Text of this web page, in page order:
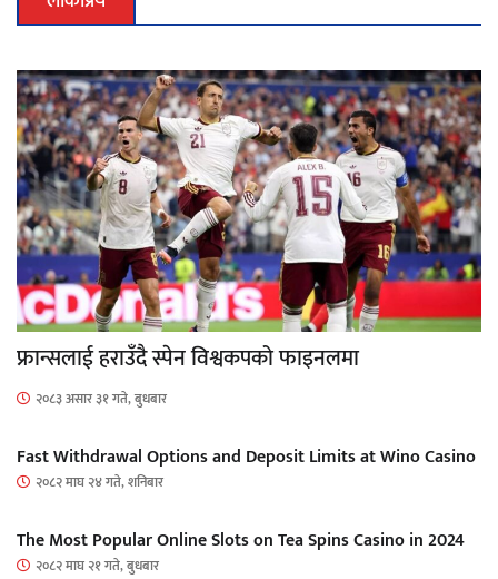
फ्रान्सलाई हराउँदै स्पेन विश्वकपको फाइनलमा
२०८३ असार ३१ गते, बुधबार
Fast Withdrawal Options and Deposit Limits at Wino Casino
२०८२ माघ २४ गते, शनिबार
The Most Popular Online Slots on Tea Spins Casino in 2024
२०८२ माघ २१ गते, बुधबार